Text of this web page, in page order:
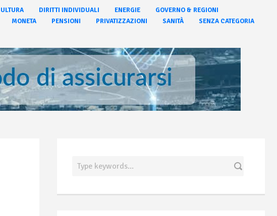
DIRITTI INDIVIDUALI ENERGIE
GOVERNO & REGIONI
MONETA PENSIONI PRIVATIZZAZIONI SANITÀ
SENZA CATEGORIA